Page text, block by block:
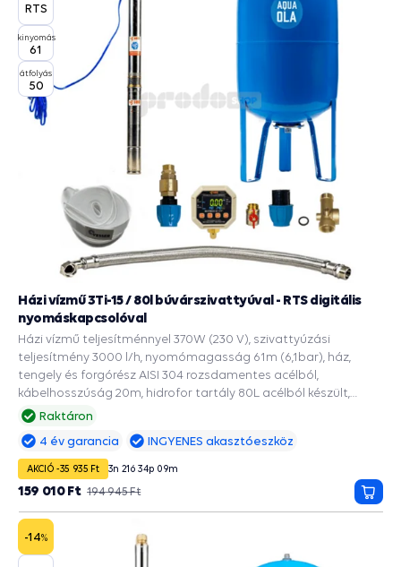
RTS
kinyomás
61
átfolyás
50
Raktáron
Házi vízmű 3Ti-15 / 80l búvárszivattyúval - RTS digitális
nyomáskapcsolóval
Házi vízmű teljesítménnyel 370W (230 V), szivattyúzási
teljesítmény 3000 l/h, nyomómagasság 61m (6,1bar), ház,
tengely és forgórész AISI 304 rozsdamentes acélból,
kábelhosszúság 20m, hidrofor tartály 80L acélból készült,
EPDM ivóvíz zacskóval, a 90mm és szélesebb fúrásokba,
szivattyúkhoz, A szárazonfutás automatikus újraindítása,
Manométer, Szárazonfutás elleni védelem, Túlterhelés elleni
védelem, Vízösszerázódás elleni védelem.
4 év garancia INGYENES akasztóeszköz
AKCIÓ -35 935 Ft 3n 21ó 34p 08m
194 945 Ft
159 010 Ft
-14%